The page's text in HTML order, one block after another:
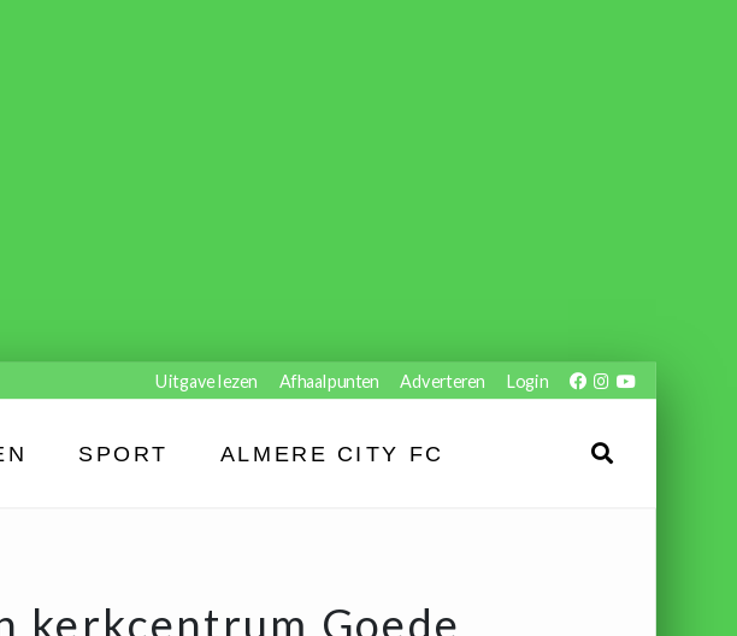
Uitgave lezen Afhaalpunten Adverteren Login
SPORT ALMERE CITY FC
kerkcentrum Goede